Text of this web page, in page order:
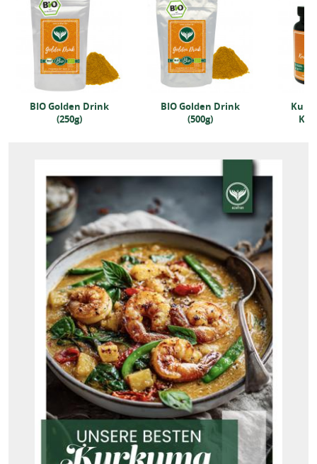
BIO Golden Drink
(250g)
BIO Golden Drink
(500g)